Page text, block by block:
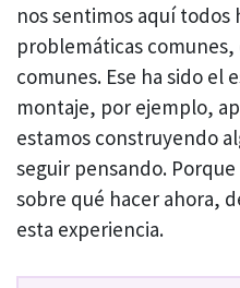
nos sentimos aquí
problemáticas
comunes. Ese ha sido el
montaje, por ejemplo,
estamos construyendo
seguir pensando.
sobre qué hacer ahora,
esta experiencia.